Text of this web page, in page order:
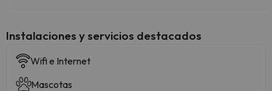
Instalaciones y servicios destacados
Wifi e Internet
Mascotas